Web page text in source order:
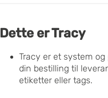
Dette er Tracy
Tracy er et system
din bestilling til
etiketter eller tags.